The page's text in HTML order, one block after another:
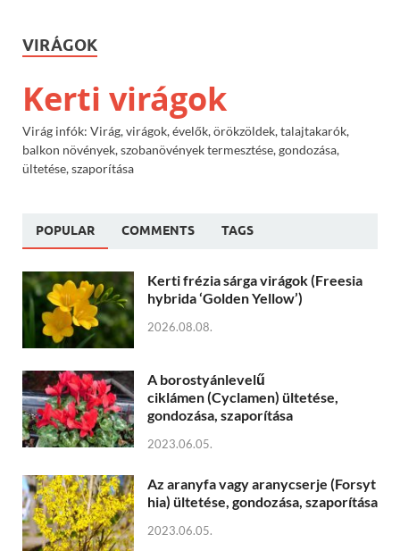
VIRÁGOK
Kerti virágok
Virág infók: Virág, virágok, évelők, örökzöldek, talajtakarók,
balkon növények, szobanövények termesztése, gondozása,
ültetése, szaporítása
POPULAR COMMENTS TAGS
Kerti frézia sárga virágok (Freesia
hybrida ‘Golden Yellow’)
2026.08.08.
A borostyánlevelű
ciklámen (Cyclamen) ültetése,
gondozása, szaporítása
2023.06.05.
Az aranyfa vagy aranycserje (Forsyt
hia) ültetése, gondozása, szaporítása
2023.06.05.